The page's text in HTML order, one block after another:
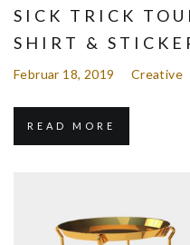
SICK TRICK
SHIRT &
Februar 18, 2019 Creative
READ MORE